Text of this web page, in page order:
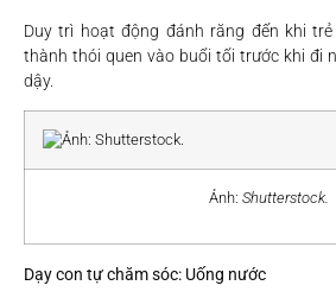
Duy trì hoạt động đánh răng đến khi
thành thói quen vào buổi tối trước khi đi
dậy.
Ảnh:Shutterstock.
Dạy con tự chăm sóc: Uống nước